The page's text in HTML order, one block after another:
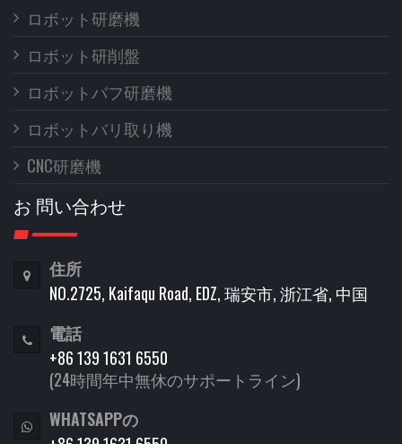
ロボット研磨機
ロボット研削盤
ロボットバフ研磨機
ロボットバリ取り機
CNC研磨機
お 問い合わせ
住所
NO.2725, Kaifaqu Road, EDZ, 瑞安市, 浙江省, 中国
電話
+86 139 1631 6550
(24時間年中無休のサポートライン)
WHATSAPPの